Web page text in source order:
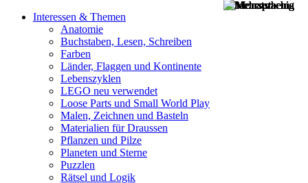
Interessen & Themen
Anatomie
Buchstaben, Lesen, Schreiben
Farben
Länder, Flaggen und Kontinente
Lebenszyklen
LEGO neu verwendet
Loose Parts und Small World Play
Malen, Zeichnen und Basteln
Materialien für Draussen
Pflanzen und Pilze
Planeten und Sterne
Puzzlen
Rätsel und Logik